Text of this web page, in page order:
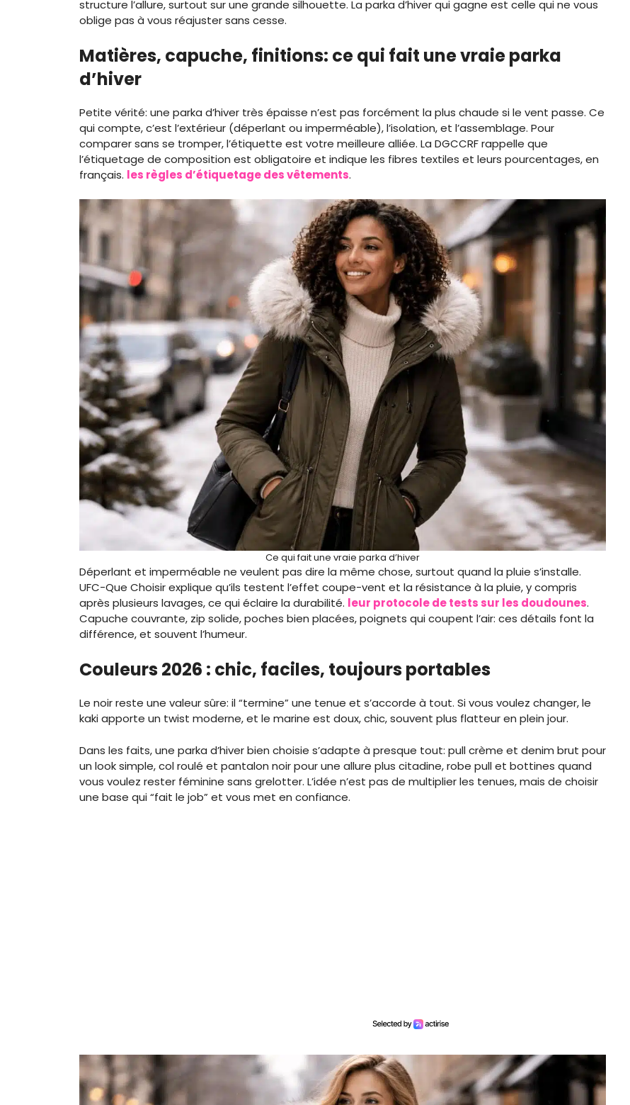
structure l’allure, surtout sur une grande silhouette. La parka d’hiver qui gagne est celle qui ne vous
oblige pas à vous réajuster sans cesse.
Matières, capuche, finitions: ce qui fait une vraie parka
d’hiver
Petite vérité: une parka d’hiver très épaisse n’est pas forcément la plus chaude si le vent passe. Ce
qui compte, c’est l’extérieur (déperlant ou imperméable), l’isolation, et l’assemblage. Pour
comparer sans se tromper, l’étiquette est votre meilleure alliée. La DGCCRF rappelle que
l’étiquetage de composition est obligatoire et indique les fibres textiles et leurs pourcentages, en
français. les règles d’étiquetage des vêtements.
Ce qui fait une vraie parka d’hiver
Déperlant et imperméable ne veulent pas dire la même chose, surtout quand la pluie s’installe.
UFC-Que Choisir explique qu’ils testent l’effet coupe-vent et la résistance à la pluie, y compris
après plusieurs lavages, ce qui éclaire la durabilité. leur protocole de tests sur les doudounes.
Capuche couvrante, zip solide, poches bien placées, poignets qui coupent l’air: ces détails font la
différence, et souvent l’humeur.
Couleurs 2026 : chic, faciles, toujours portables
Le noir reste une valeur sûre: il “termine” une tenue et s’accorde à tout. Si vous voulez changer, le
kaki apporte un twist moderne, et le marine est doux, chic, souvent plus flatteur en plein jour.
Dans les faits, une parka d’hiver bien choisie s’adapte à presque tout: pull crème et denim brut pour
un look simple, col roulé et pantalon noir pour une allure plus citadine, robe pull et bottines quand
vous voulez rester féminine sans grelotter. L’idée n’est pas de multiplier les tenues, mais de choisir
une base qui “fait le job” et vous met en confiance.